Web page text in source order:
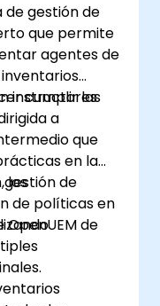
de gestión de
que permite
agentes de
cumplir las
instructores
a
que
en la
de
de políticas en
los
de